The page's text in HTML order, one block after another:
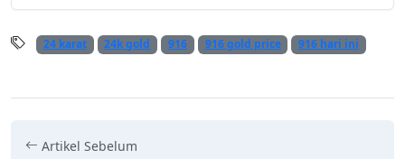
24 karat 24k gold 916 916 gold price 916 hari ini
Artikel Sebelum